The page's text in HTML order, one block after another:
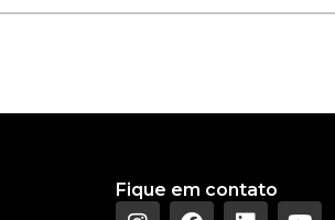
Fique em contato